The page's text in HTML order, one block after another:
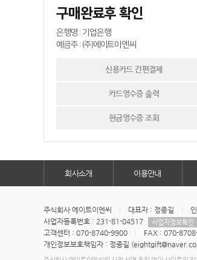
구매완료후 확인
은행명 : 기업은행
예금주 : (주)에이트이엔씨
신용카드 간편결제
카드영수증 출력
현금영수증 조회
회사소개 이용안내
주식회사 에이트이엔씨 대표자 : 정종길
사업자등록번호 : 231-81-04517
사업자정보확인
고객센터 : 070-8740-9900
FAX : 070-
개인정보보호책임자 : 정종길